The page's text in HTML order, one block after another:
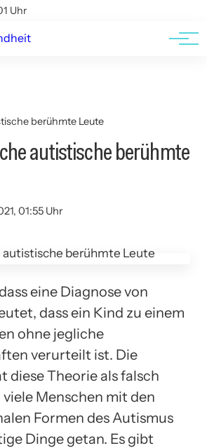
Uhr
berühmte Leute
autistische berühmte
01:55 Uhr
eine Diagnose von
dass ein Kind zu einem
ohne jegliche
verurteilt ist. Die
diese Theorie als falsch
viele Menschen mit den
Formen des Autismus
Dinge getan. Es gibt